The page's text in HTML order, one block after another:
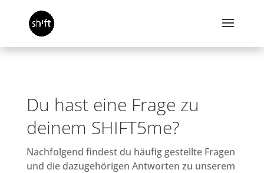
Du hast eine Frage zu
deinem SHIFT5me?
Nachfolgend findest du häufig gestellte Fragen
und die dazugehörigen Antworten zu unserem